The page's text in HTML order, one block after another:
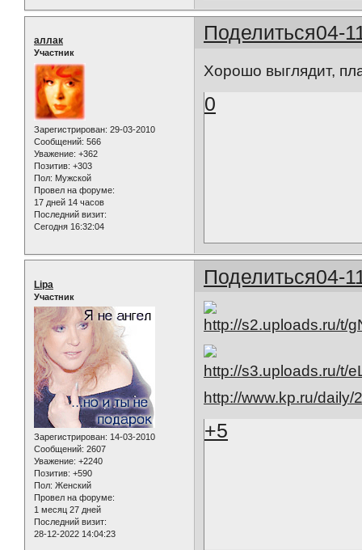
Поделиться04-
аллак
Участник
Зарегистрирован: 29-03-2010
Сообщений: 566
Уважение: +362
Позитив: +303
Пол: Мужской
Провел на форуме:
17 дней 14 часов
Последний визит:
Сегодня 16:32:04
Хорошо выглядит,
0
Поделиться04-
Lipa
Участник
Зарегистрирован: 14-03-2010
Сообщений: 2607
Уважение: +2240
Позитив: +590
Пол: Женский
Провел на форуме:
1 месяц 27 дней
Последний визит:
28-12-2022 14:04:23
http://www.kp.ru/
+5